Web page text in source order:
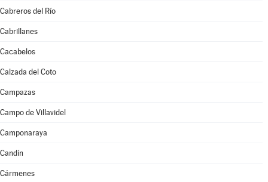
Cabreros del Río
Cabrillanes
Cacabelos
Calzada del Coto
Campazas
Campo de Villavidel
Camponaraya
Candín
Cármenes